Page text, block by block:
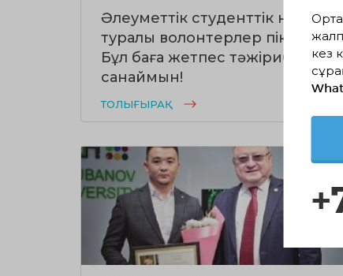
Әлеуметтік студенттік несие
туралы волонтерлер пікірлері:
Бұл баға жетпес тәжірибе деп
санаймын!
ТОЛЫҒЫРАҚ
кез